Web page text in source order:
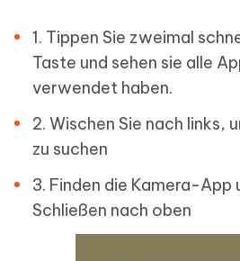
1. Tippen Sie zweimal
Taste und sehen sie alle
verwendet haben.
2. Wischen Sie nach links,
zu suchen
3. Finden die Kamera-App
Schließen nach oben